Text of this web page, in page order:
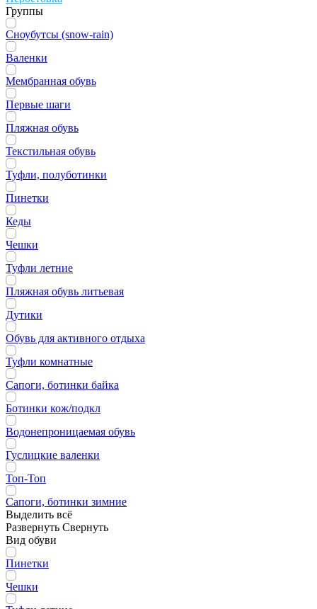
Группы
Сноубутсы (snow-rain)
Валенки
Мембранная обувь
Первые шаги
Пляжная обувь
Текстильная обувь
Туфли, полуботинки
Пинетки
Кеды
Чешки
Туфли летние
Пляжная обувь литьевая
Дутики
Обувь для активного отдыха
Туфли комнатные
Сапоги, ботинки байка
Ботинки кож/подкл
Водонепроницаемая обувь
Гуслицкие валенки
Топ-Топ
Сапоги, ботинки зимние
Выделить всё
Развернуть Свернуть
Вид обуви
Пинетки
Чешки